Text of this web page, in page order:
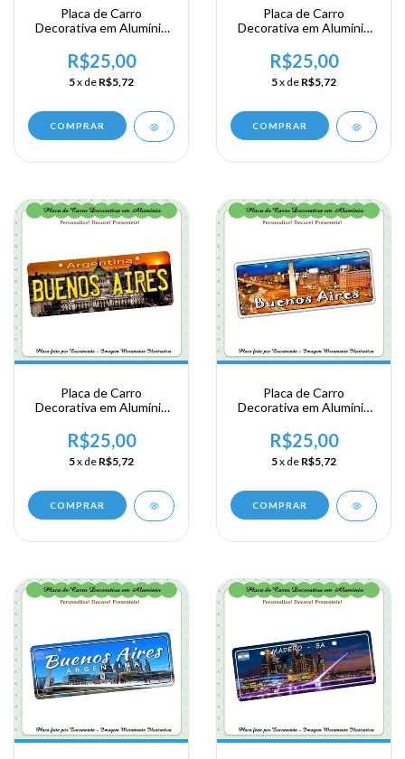
Placa de Carro
Decorativa em Alumínio
Viagem a Argentina -
Buenos Aires
R$25,00
5x de R$5,72
COMPRAR
Placa de Carro
Decorativa em Alumínio
Viagem a Argentina -
Buenos Aires
R$25,00
5x de R$5,72
COMPRAR
Placa de Carro
Decorativa em Alumínio
Viagem a Argentina -
Buenos Aires
R$25,00
5x de R$5,72
COMPRAR
Placa de Carro
Decorativa em Alumínio
- Buenos Aires
R$25,00
5x de R$5,72
COMPRAR